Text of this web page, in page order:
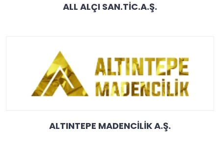
ALL ALÇI SAN.TİC.A.Ş.
ALTINTEPE MADENCİLİK A.Ş.